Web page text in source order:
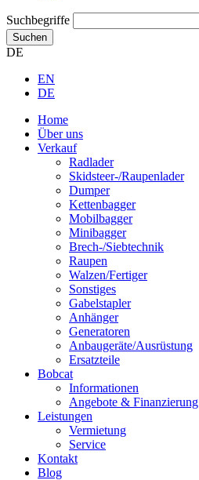
Suchbegriffe
Suchen
DE
EN
DE
Home
Über uns
Verkauf
Radlader
Skidsteer-/Raupenlader
Dumper
Kettenbagger
Mobilbagger
Minibagger
Brech-/Siebtechnik
Raupen
Walzen/Fertiger
Sonstiges
Gabelstapler
Anhänger
Generatoren
Anbaugeräte/Ausrüstung
Ersatzteile
Bobcat
Informationen
Angebote & Finanzierung
Leistungen
Vermietung
Service
Kontakt
Blog